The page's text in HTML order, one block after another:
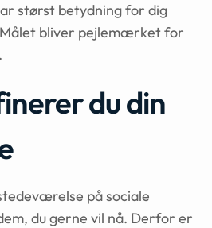
størst betydning for dig
bliver pejlemærket for
du din
på sociale
du gerne vil nå. Derfor er